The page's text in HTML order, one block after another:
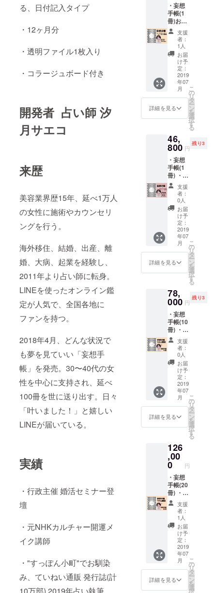
る、日付記入タイプ
・12ヶ月分
・透明ファイル1枚入り
・コラージュボード付き
開発者 占い師 汐
月サエコ
来歴
美容業界歴15年、延べ1万人
の女性に施術やカウンセリ
ングを行う。
海外移住、結婚、出産、離
婚、大病、起業を経験し、
2011年より占い師に転身。
LINEを使ったオンライン鑑
定が人気で、全国各地に
ファンを持つ。
2018年4月、どんな状況で
も夢を見ていい「妄想手
帳」を発売。30〜40代の女
性を中心に支持され、延べ
100冊を世に送り出す。日々
「叶いました！」と嬉しい
LINEが届いている。
実績
・行政主催 婚活セミナー登
壇
・元NHKカルチャー開運メ
イク講師
・"すっぽん小町"でお馴染
み、ていねい通販 発行誌(計
10万部) 2019年占い執筆
・妄想
手帳(1
冊)お届
け ・
LINEグ
ループ
での
「汐月
サエコ
オンラ
インサ
ロン」
へ、6ヶ
月間ご
参加頂
けま
「汐月
サエコ
オンラ
インサ
ロン」
とは。
LINEよ
り手帳
の書き
方や
カード
の読み
方をお
届けし
ます。
定価
38000
支援
者：
1人
お届
け予
定：
2019
年07
月
詳細を見る
こ
の
リ
タ
ー
ン
を
選
択
す
る
46,
800 円
残り3
・妄想
手帳(1
冊) ・オ
ンライ
ンサロ
ン6ヶ月
(7/1〜
12/31)
・開発
者によ
るマン
ツーマ
ン書き
方レッ
スン。
(オンラ
イン120
分) 今回
のみの
特別
セッ
ト。
支援
者：
0人
お届
け予
定：
2019
年07
月
詳細を見る
こ
の
リ
タ
ー
ン
を
選
択
す
る
78,
000 円
残り3
・妄想
手帳(10
冊) ・開
発者に
よる妄
想手帳
の書き
方1day
講座。
(東京開
催。会
場費別
途)(6時
間) 今回
のみの
特別
ト。
支援
者：
0人
お届
け予
定：
2019
年07
月
詳細を見る
こ
の
リ
タ
ー
ン
を
選
択
す
る
126
,00
0 円
・妄想
手帳(20
冊) ・開
発者に
よる妄
想手帳
の書き
方1day
講座。
(東京開
催。会
場費別
途)(6時
間) 今回
のみの
支援
者：
1人
お届
け予
定：
2019
年07
月
詳細を見る
こ
の
リ
タ
ー
ン
を
選